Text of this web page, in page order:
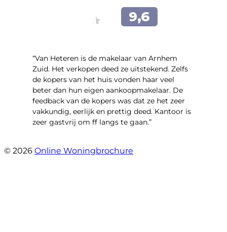
“Van Heteren is de makelaar van Arnhem
Zuid. Het verkopen deed ze uitstekend. Zelfs
de kopers van het huis vonden haar veel
beter dan hun eigen aankoopmakelaar. De
feedback van de kopers was dat ze het zeer
vakkundig, eerlijk en prettig deed. Kantoor is
zeer gastvrij om ff langs te gaan.”
© 2026 Online Woningbrochure